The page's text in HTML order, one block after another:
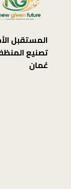
المستقبل
تصنيع
عُمان